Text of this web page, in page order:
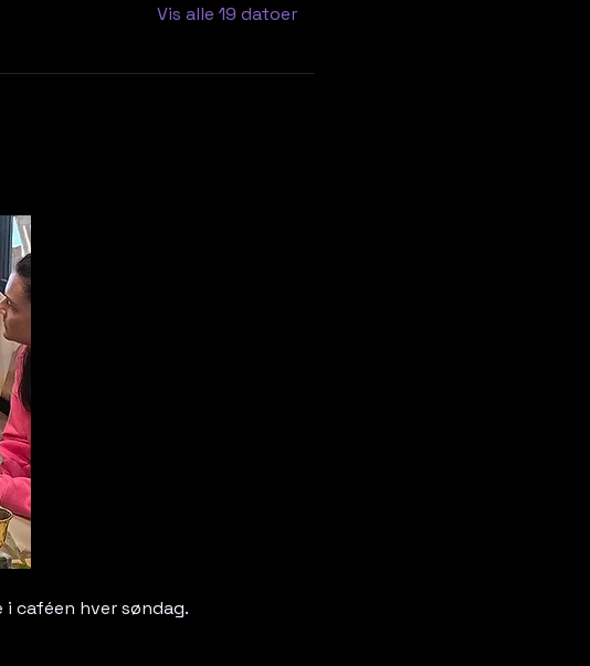
Vis alle 19 datoer
i caféen hver søndag.